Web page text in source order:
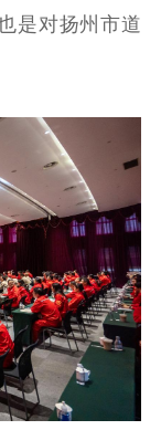
信息公开指南
规
是对扬州市道